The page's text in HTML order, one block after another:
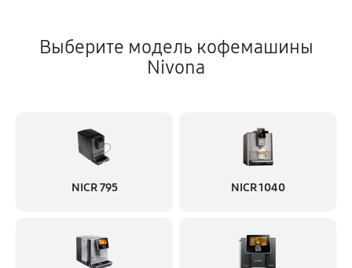
Выберите модель кофемашины
Nivona
NICR 795 NICR 1040